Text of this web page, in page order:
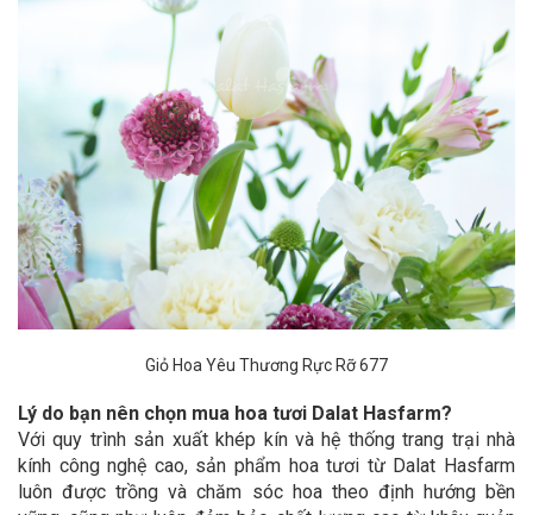
Giỏ Hoa Yêu Thương Rực Rỡ 677
Lý do bạn nên chọn mua hoa tươi Dalat Hasfarm?
Với quy trình sản xuất khép kín và hệ thống trang trại nhà
kính công nghệ cao, sản phẩm hoa tươi từ Dalat Hasfarm
luôn được trồng và chăm sóc hoa theo định hướng bền